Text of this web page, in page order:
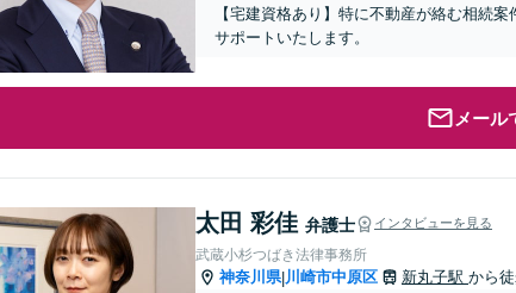
【宅建資格あり】特に不動産が絡む相続
サポートいたします。
メール
太田 彩佳 弁護士 インタビューを見る
武蔵小杉つばき法律事務所
神奈川県|川崎市中原区 新丸子駅 から